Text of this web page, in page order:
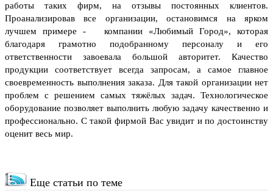
работы таких фирм, на отзывы постоянных клиентов.
Проанализировав все организации, остановимся на ярком
лучшем примере - компании «Любимый Город», которая
благодаря грамотно подобранному персоналу и его
ответственности завоевала большой авторитет. Качество
продукции соответствует всегда запросам, а самое главное
своевременность выполнения заказа. Для такой организации нет
проблем с решением самых тяжёлых задач. Технологическое
оборудование позволяет выполнить любую задачу качественно и
профессионально. С такой фирмой Вас увидит и по достоинству
оценит весь мир.
Еще статьи по теме